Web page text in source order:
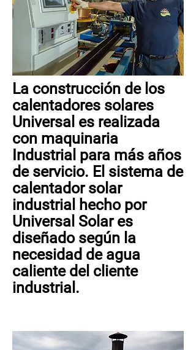
La construcción de los
calentadores solares
Universal es realizada
con maquinaria
Industrial para más años
de servicio. El sistema de
calentador solar
industrial hecho por
Universal Solar es
diseñado según la
necesidad de agua
caliente del cliente
industrial.